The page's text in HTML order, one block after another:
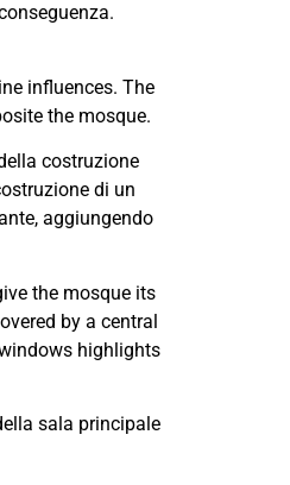
influences. The
the mosque.
costruzione
di un
aggiungendo
the mosque its
by a central
highlights
sala principale